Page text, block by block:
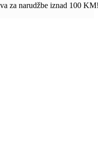
za narudžbe iznad 100